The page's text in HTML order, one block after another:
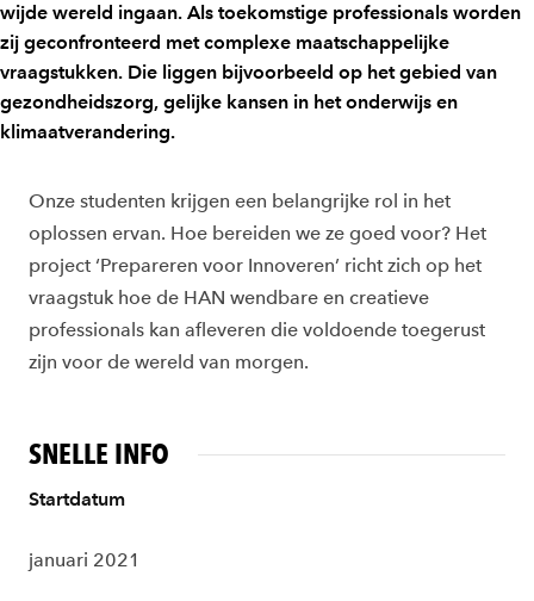
wijde wereld ingaan. Als toekomstige professionals worden
zij geconfronteerd met complexe maatschappelijke
vraagstukken. Die liggen bijvoorbeeld op het gebied van
gezondheidszorg, gelijke kansen in het onderwijs en
klimaatverandering.
Onze studenten krijgen een belangrijke rol in het
oplossen ervan. Hoe bereiden we ze goed voor? Het
project ‘Prepareren voor Innoveren’ richt zich op het
vraagstuk hoe de HAN wendbare en creatieve
professionals kan afleveren die voldoende toegerust
zijn voor de wereld van morgen.
SNELLE INFO
Startdatum
januari 2021